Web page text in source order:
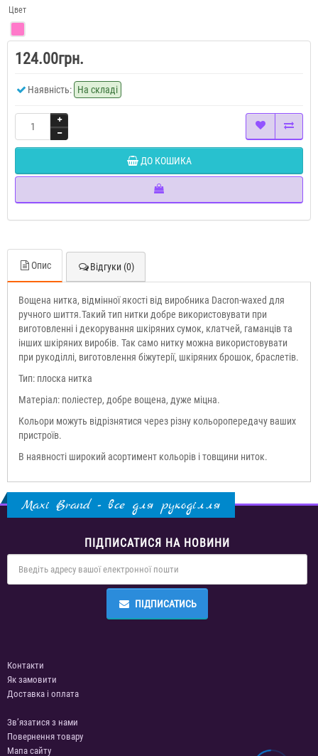
Цвет
124.00грн.
Наявність: На складі
ДО КОШИКА
Опис Відгуки (0)
Вощена нитка, відмінної якості від виробника Dacron-waxed для
ручного шиття.Такий тип нитки добре використовувати при
виготовленні і декорування шкіряних сумок, клатчей, гаманців та
інших шкіряних виробів. Так само нитку можна використовувати
при рукоділлі, виготовлення біжутерії, шкіряних брошок, браслетів.
Тип: плоска нитка
Матеріал: поліестер, добре вощена, дуже міцна.
Кольори можуть відрізнятися через різну кольоропередачу ваших
пристроїв.
В наявності широкий асортимент кольорів і товщини ниток.
Maxi Brand - все для рукоділля
ПІДПИСАТИСЯ НА НОВИНИ
ПІДПИСАТИСЬ
Контакти
Як замовити
Доставка і оплата
Зв’язатися з нами
Повернення товару
Мапа сайту